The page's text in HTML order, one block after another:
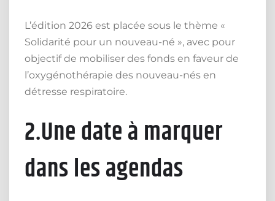
L’édition 2026 est placée sous le thème «
Solidarité pour un nouveau-né », avec pour
objectif de mobiliser des fonds en faveur de
l’oxygénothérapie des nouveau-nés en
détresse respiratoire.
2.Une date à marquer
dans les agendas